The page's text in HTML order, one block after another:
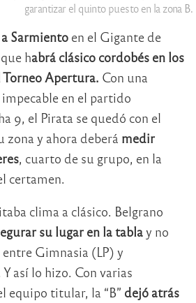
garantizar el quinto puesto en la zona B.
a Sarmiento en el Gigante de
habrá clásico cordobés en los
Apertura. Con una
en el partido
9, el Pirata se quedó con el
y ahora deberá medir
, cuarto de su grupo, en la
certamen.
clima a clásico. Belgrano
su lugar en la tablay no
Gimnasia (LP) y
así lo hizo. Con varias
equipo titular, la “B” dejó atrás